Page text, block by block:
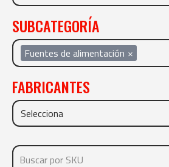
SUBCATEGORÍA
Fuentes de alimentación ×
FABRICANTES
Selecciona